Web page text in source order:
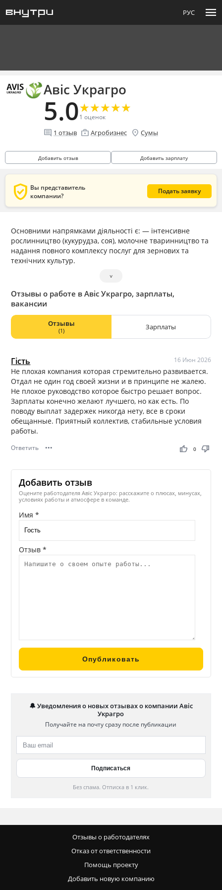
РУС menu
Авіс Украгро
5.0★
★★
★★
★★
★★
★
1 оценок
comment 1 отзыв enterprise Агробизнес location_on Сумы
Добавить отзыв Добавить зарплату
verified_user Вы представитель
компании?
Подать заявку
Основними напрямками діяльності є: — інтенсивне
рослинництво (кукурудза, соя), молочне тваринництво та
надання повного комплексу послуг для зернових та
технічних культур.
˅
Отзывы о работе в Авіс Украгро, зарплаты,
вакансии
Отзывы
(1) Зарплаты
Гість 16 Июн 2026
Не плохая компания которая стремительно развивается.
Отдал не один год своей жизни и в принципе не жалею.
Не плохое руководство которое быстро решает вопрос.
Зарплаты конечно желают лучшего, но как есть. По
поводу выплат задержек никогда нету, все в сроки
обещанные. Приятный коллектив, стабильные условия
работы.
Ответить ••• thumb_up thumb_down
0
Добавить отзыв
Оцените работодателя Авіс Украгро: расскажите о плюсах, минусах,
условиях работы и атмосфере в команде.
Имя *
Отзыв *
🔔 Уведомления о новых отзывах о компании Авіс
Украгро
Получайте на почту сразу после публикации
Без спама. Отписка в 1 клик.
Отзывы о работодателях
Отказ от ответственности
Помощь проекту
Добавить новую компанию